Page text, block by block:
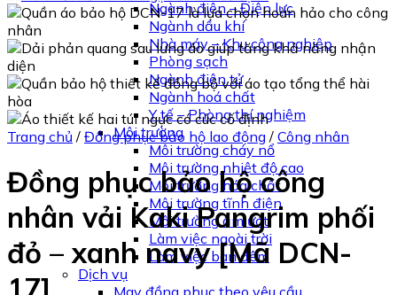
Ngành điện – Điện lực
Ngành dầu khí
Nhà máy – Khu công nghiệp
Phòng sạch
Ngành điện tử
Ngành hoá chất
Y tế – Phòng thí nghiệm
Môi trường
Môi trường cháy nổ
Môi trường nhiệt độ cao
Môi trường hóa chất
Môi trường tĩnh điện
Môi trường ẩm ướt
Làm việc ngoài trời
Làm việc ban đêm
Dịch vụ
May đồng phục theo yêu cầu
Trang chủ / Đồng phục bảo hộ lao động / Công nhân
Đồng phục bảo hộ công
nhân vải Kaki Pangrim phối
đỏ – xanh navy [Mã DCN-